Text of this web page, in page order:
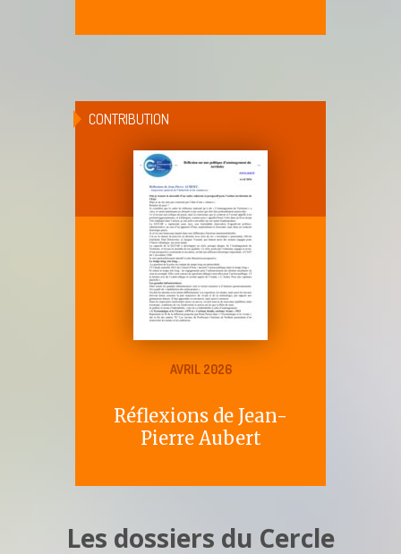
CONTRIBUTION
AVRIL 2026
Réflexions de Jean-
Pierre Aubert
Les dossiers du Cercle